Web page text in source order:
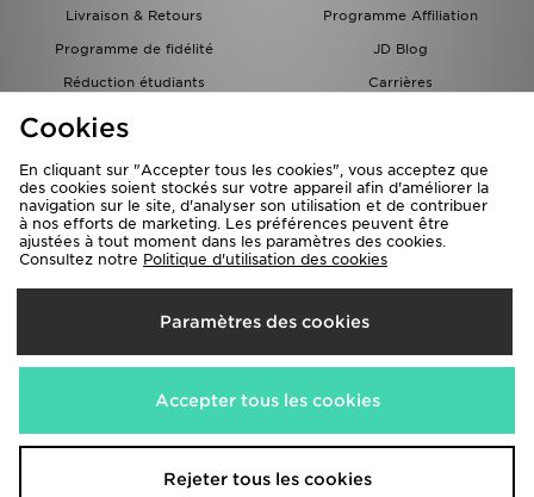
Livraison & Retours
Programme Affiliation
Programme de fidélité
JD Blog
Réduction étudiants
Carrières
Carte Cadeau
Livraison Vers
France
Nous acceptons les méthodes de paiement suivantes
Visitez notre site corporate www.jdplc.com
Cookies
En cliquant sur "Accepter tous les cookies", vous acceptez que
des cookies soient stockés sur votre appareil afin d'améliorer la
navigation sur le site, d'analyser son utilisation et de contribuer
à nos efforts de marketing. Les préférences peuvent être
ajustées à tout moment dans les paramètres des cookies.
Consultez notre Politique d'utilisation des cookies
Paramètres des cookies
Accepter tous les cookies
Rejeter tous les cookies